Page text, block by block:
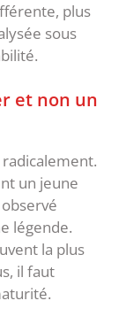
plus
sous
et non un
un jeune
légende.
la plus
il faut